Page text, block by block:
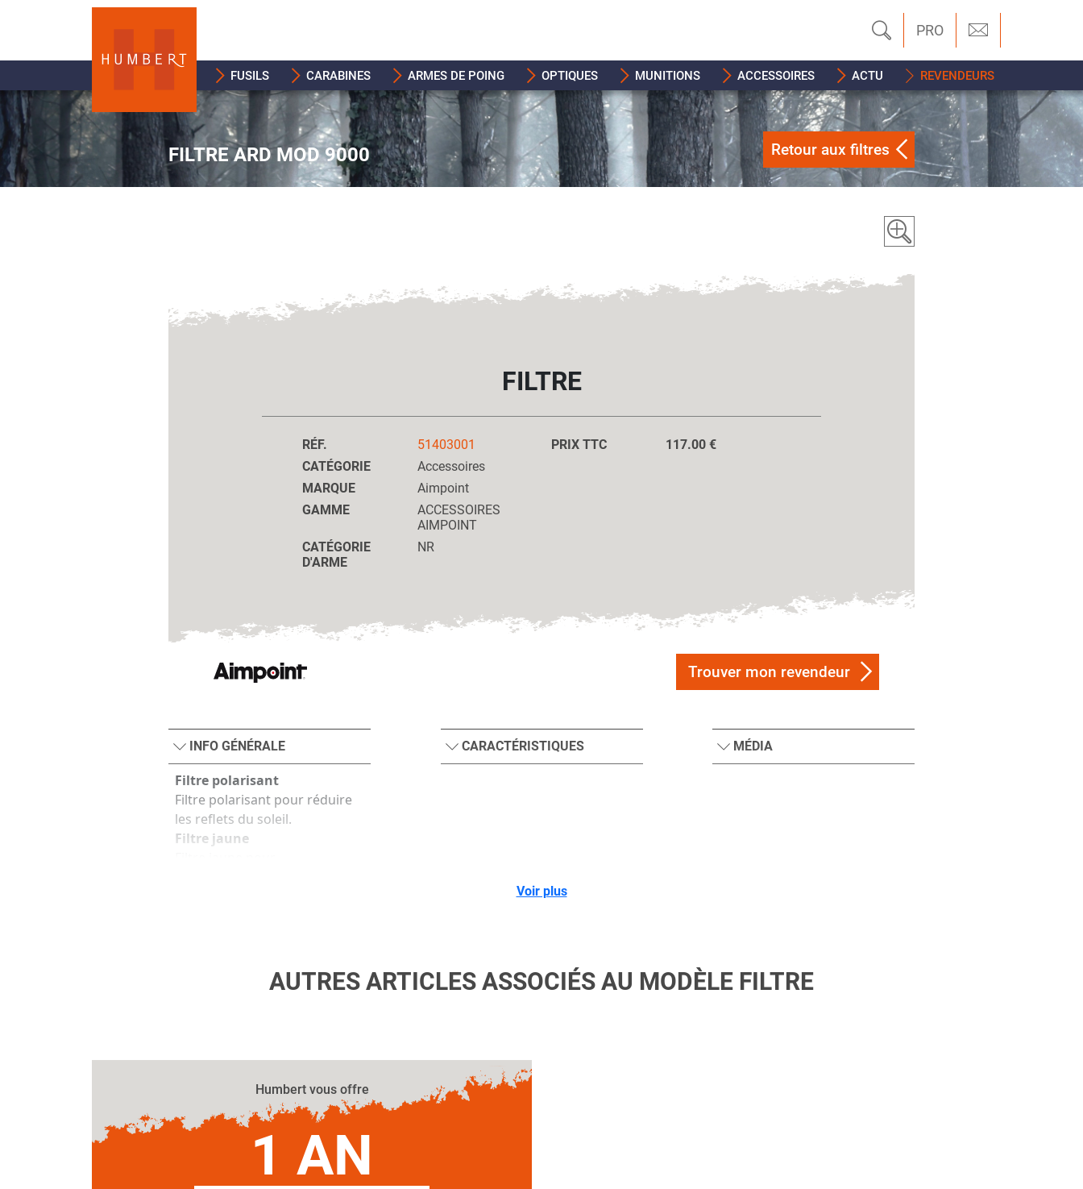
PRO
FUSILS CARABINES ARMES DE POING OPTIQUES MUNITIONS ACCESSOIRES ACTU REVENDEURS
FILTRE ARD MOD 9000 Retour aux filtres
FILTRE
RÉF.
51403001
CATÉGORIE
Accessoires
MARQUE
Aimpoint
GAMME
ACCESSOIRES
AIMPOINT
CATÉGORIE
D'ARME
NR
PRIX TTC 117.00 €
Trouver mon revendeur
INFO GÉNÉRALE
Filtre polarisant
Filtre polarisant pour réduire
les reflets du soleil.
Filtre jaune
CARACTÉRISTIQUES MÉDIA
Voir plus
AUTRES ARTICLES ASSOCIÉS AU MODÈLE FILTRE
Humbert vous offre
1 AN